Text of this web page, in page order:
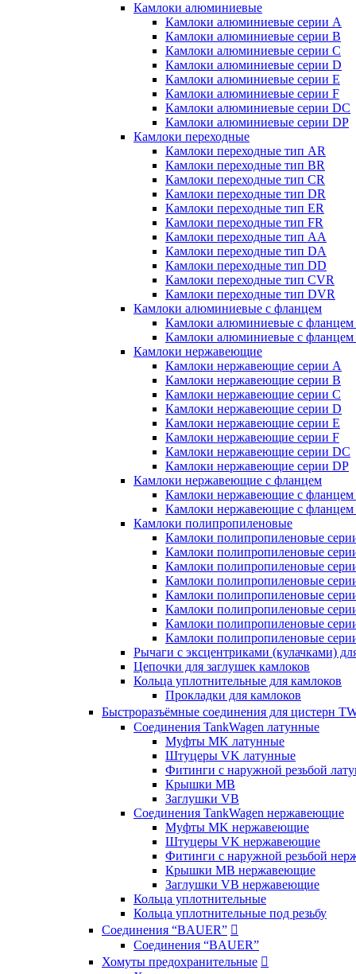
Камлоки алюминиевые
Камлоки алюминиевые серии А
Камлоки алюминиевые серии B
Камлоки алюминиевые серии C
Камлоки алюминиевые серии D
Камлоки алюминиевые серии E
Камлоки алюминиевые серии F
Камлоки алюминиевые серии DC
Камлоки алюминиевые серии DP
Камлоки переходные
Камлоки переходные тип AR
Камлоки переходные тип BR
Камлоки переходные тип CR
Камлоки переходные тип DR
Камлоки переходные тип ER
Камлоки переходные тип FR
Камлоки переходные тип AA
Камлоки переходные тип DA
Камлоки переходные тип DD
Камлоки переходные тип CVR
Камлоки переходные тип DVR
Камлоки алюминиевые с фланцем
Камлоки алюминиевые с фланцем
Камлоки алюминиевые с фланцем
Камлоки нержавеющие
Камлоки нержавеющие серии А
Камлоки нержавеющие серии В
Камлоки нержавеющие серии C
Камлоки нержавеющие серии D
Камлоки нержавеющие серии E
Камлоки нержавеющие серии F
Камлоки нержавеющие серии DC
Камлоки нержавеющие серии DP
Камлоки нержавеющие с фланцем
Камлоки нержавеющие с фланцем
Камлоки нержавеющие с фланцем
Камлоки полипропиленовые
Камлоки полипропиленовые
Камлоки полипропиленовые
Камлоки полипропиленовые
Камлоки полипропиленовые
Камлоки полипропиленовые
Камлоки полипропиленовые
Камлоки полипропиленовые
Камлоки полипропиленовые
Рычаги с эксцентриками (кулачками)
Цепочки для заглушек камлоков
Кольца уплотнительные для камлоков
Прокладки для камлоков
Быстроразъёмные соединения для цистерн
Соединения TankWagen латунные
Муфты MK латунные
Штуцеры VK латунные
Фитинги с наружной резьбой
Крышки MB
Заглушки VB
Соединения TankWagen нержавеющие
Муфты MK нержавеющие
Штуцеры VK нержавеющие
Фитинги с наружной резьбой
Крышки MB нержавеющие
Заглушки VB нержавеющие
Кольца уплотнительные
Кольца уплотнительные под резьбу
Соединения “BAUER” 
Соединения “BAUER”
Хомуты предохранительные 